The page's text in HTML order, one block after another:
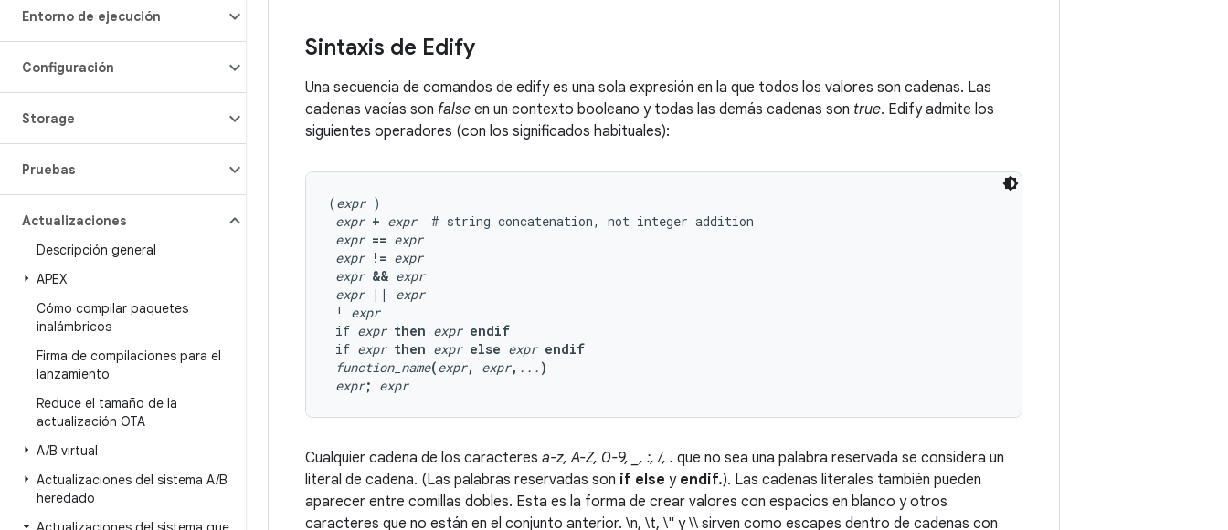
Entorno de ejecución
Configuración
Storage
Pruebas
Actualizaciones
Descripción general
APEX
Cómo compilar paquetes
inalámbricos
Firma de compilaciones para el
lanzamiento
Reduce el tamaño de la
actualización OTA
A/B virtual
Actualizaciones del sistema A/B
heredado
Sintaxis de Edify
Una secuencia de comandos de edify es una sola expresión en la que todos los valores son cadenas. Las
cadenas vacías son false en un contexto booleano y todas las demás cadenas son true. Edify admite los
siguientes operadores (con los significados habituales):
(expr )
expr + expr
  # string concatenation, not integer addition
expr == expr
expr != expr
expr && expr
expr ||
expr
! expr
if expr then expr endif
if expr then expr else expr endif
function_name(expr, expr, ... )
expr; expr
Cualquier cadena de los caracteres a-z, A-Z, 0-9, _, :, /, . que no sea una palabra reservada se considera un
literal de cadena. (Las palabras reservadas son if else y endif.). Las cadenas literales también pueden
aparecer entre comillas dobles. Esta es la forma de crear valores con espacios en blanco y otros
caracteres que no están en el conjunto anterior. \n, \t, \" y \\ sirven como escapes dentro de cadenas con